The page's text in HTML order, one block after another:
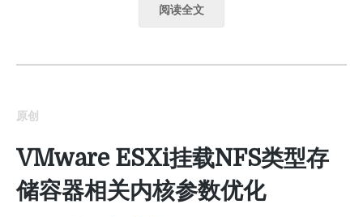
阅读全文
原创
VMware ESXi挂载NFS类型存
储容器相关内核参数优化